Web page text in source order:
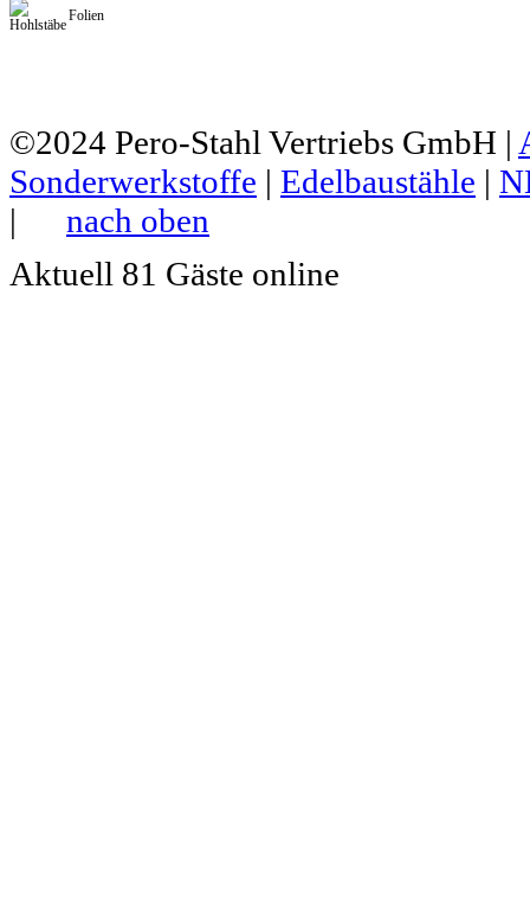
Folien
©2024 Pero-Stahl Vertriebs GmbH |
Sonderwerkstoffe | Edelbaustähle |
| nach oben
Aktuell 81 Gäste online